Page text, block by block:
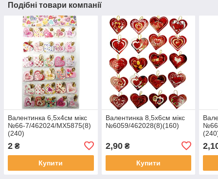
Подібні товари компанії
Валентинка 6,5х4см мікс
№66-7/462024/МХ5875(8)
(240)
2 ₴
Купити
Валентинка 8,5х6см мікс
№6059/462028(8)(160)
2,90₴
Купити